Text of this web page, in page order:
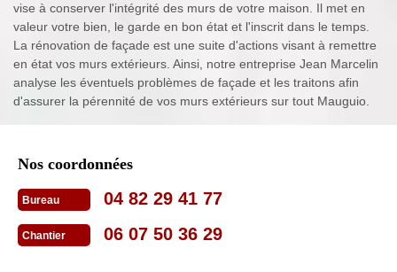
vise à conserver l'intégrité des murs de votre maison. Il met en
valeur votre bien, le garde en bon état et l'inscrit dans le temps.
La rénovation de façade est une suite d'actions visant à remettre
en état vos murs extérieurs. Ainsi, notre entreprise Jean Marcelin
analyse les éventuels problèmes de façade et les traitons afin
d'assurer la pérennité de vos murs extérieurs sur tout Mauguio.
Nos coordonnées
Bureau 04 82 29 41 77
Chantier 06 07 50 36 29